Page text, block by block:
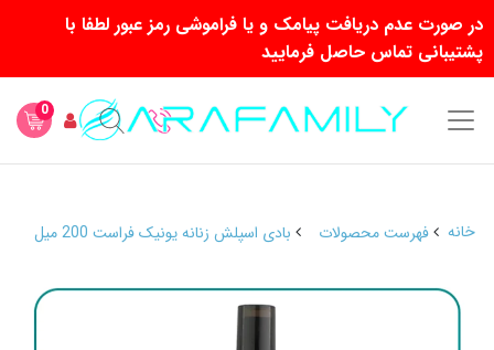
در صورت عدم دریافت پیامک و یا فراموشی رمز عبور لطفا با
پشتیبانی تماس حاصل فرمایید
0
خانه فهرست محصولات بادی اسپلش زنانه یونیک فراست 200 میل